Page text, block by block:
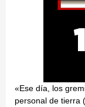
«Ese día, los
personal de tierra